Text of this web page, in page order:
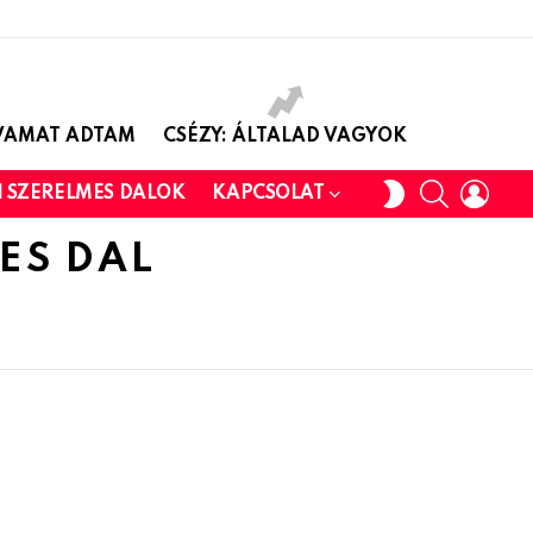
ADTAM CSÉZY: ÁLTALAD VAGYOK
SZERELMES DALOK KAPCSOLAT
SWITCH
SKIN
SEARCH
DAL